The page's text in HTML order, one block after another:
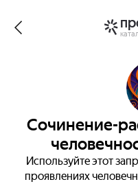
Сочинение-
Используйте этот
проявлениях